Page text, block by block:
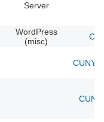
Server
WordPress
(misc)
CUNY